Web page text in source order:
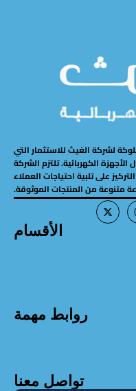
لشركة الغيث للاستثمار التي
الكهربائية. تلتزم الشركة
على تلبية احتياجات العملاء
متنوعة من المنتجات الموثوقة.
الأقسام
روابط مهمة
تواصل معنا